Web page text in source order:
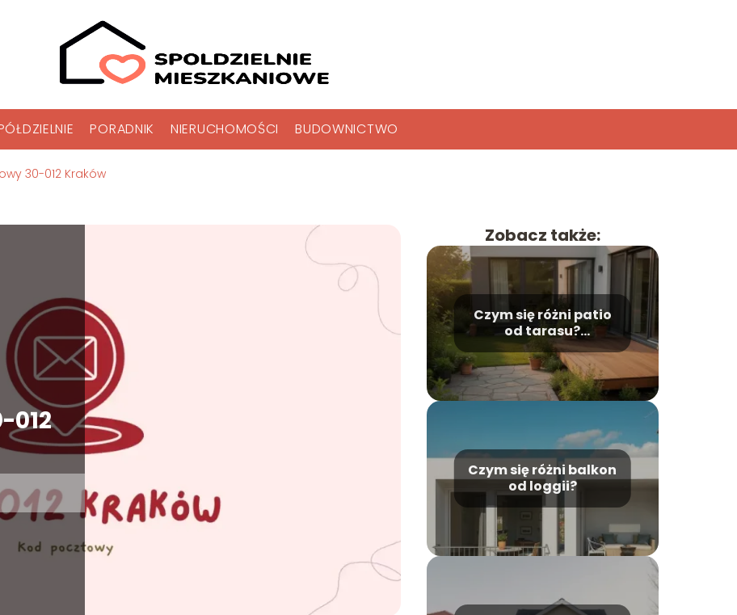
PORADNIK NIERUCHOMOŚCI BUDOWNICTWO
30-012 Kraków
012
Zobacz także:
Czym się różni patio
od tarasu?
Najważniejsze
różnice
Czym się różni balkon
od loggii?